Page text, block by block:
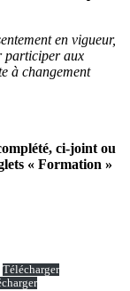
en vigueur,
participer aux
à changement
ci-joint ou
« Formation »
Télécharger